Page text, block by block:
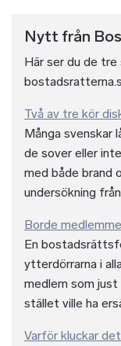
Nytt från
Här ser du de
Två av tre kör
Många svenskar
de sover eller
med både brand
undersökning
Borde
En
ytterdörrarna i
medlem som
stället ville ha
Varför kluckar